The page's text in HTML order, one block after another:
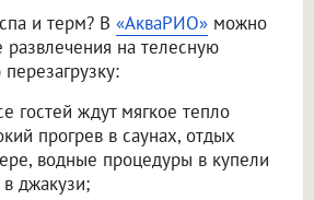
и терм? В «АкваРИО» можно
развлечения на телесную
гостей ждут мягкое тепло
прогрев в саунах, отдых
водные процедуры в купели
джакузи;